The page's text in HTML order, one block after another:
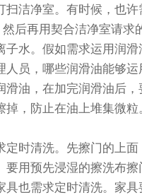
扫洁净室。有时候，也许
后再用契合洁净室请求
子水。假如需求运用润滑
人员，哪些润滑油能够运
滑油，在加完润滑油后，
，防止在油上堆集微粒
定时清洗。先擦门的上面
要用预先浸湿的擦洗布擦
具也需求定时清洗。家具